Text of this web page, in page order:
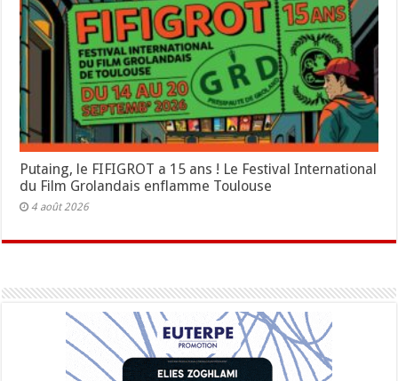
Putaing, le FIFIGROT a 15 ans ! Le Festival International
du Film Grolandais enflamme Toulouse
4 août 2026